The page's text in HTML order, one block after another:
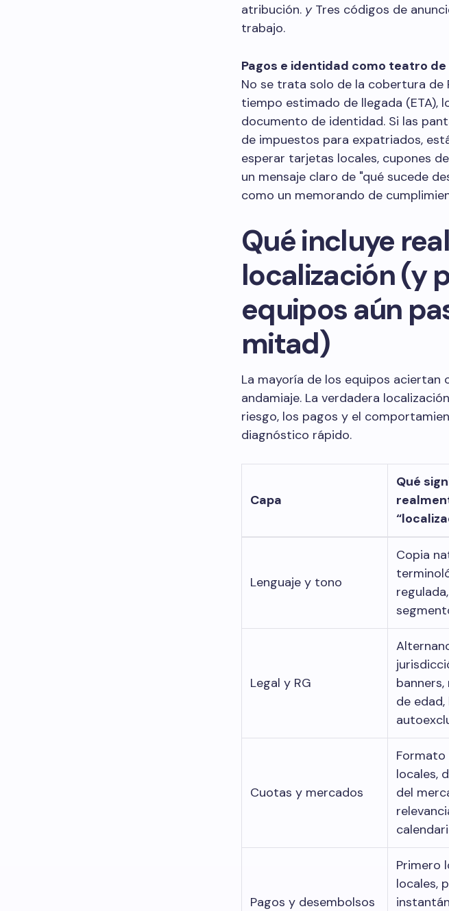
atribución. yTres códigos de
trabajo.
Pagos e identidad como teatro
No se trata solo de la cobertura de
tiempo estimado de llegada (ETA),
documento de identidad. Si las
de impuestos para expatriados,
esperar tarjetas locales, cupones
un mensaje claro de "qué sucede
como un memorando de
Qué incluye
localización (y
equipos aún
mitad)
La mayoría de los equipos aciertan
andamiaje. La verdadera
riesgo, los pagos y el
diagnóstico rápido.
Capa
Qué
Lenguaje y tono
Copia
Legal y RG
de
Cuotas y mercados
locales,
del
Pagos y desembolsos
Primero
locales,